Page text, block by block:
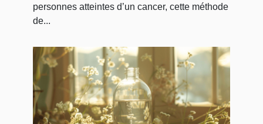
personnes atteintes d’un cancer, cette méthode
de...